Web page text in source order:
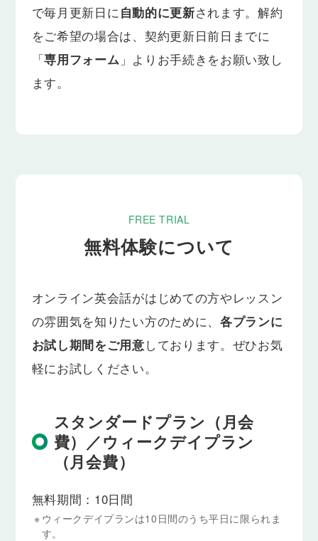
で毎月更新日に 自動的に更新されます。解約
をご希望の場合は、契約更新日前日までに
「専用フォーム 」よりお手続きをお願い致し
ます。
FREE TRIAL
無料体験について
オンライン英会話がはじめての方やレッスン
の雰囲気を知りたい方のために、 各プランに
お試し期間をご用意しております。ぜひお気
軽にお試しください。
スタンダードプラン（月会
費）／ウィークデイプラン
（月会費）
無料期間：10日間
※ ウィークデイプランは10日間のうち平日に限られま
す。